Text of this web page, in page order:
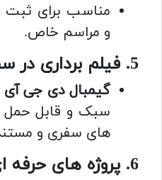
مناسب برای
و مراسم خاص.
5. فیلم برداری در سفر:
گیمبال دی جی آی RS3 Combo
سبک و قابل حمل
های سفری و
6. پروژه های حرفه ای: